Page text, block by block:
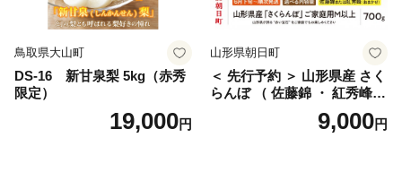
鳥取県大山町
DS-16 新甘泉梨 5kg（赤秀
限定）
19,000円
山形県朝日町
＜ 先行予約 ＞ 山形県産 さく
らんぼ （ 佐藤錦 ・ 紅秀峰
） ご家庭用 M以上 700g 【20
26年6月下旬から7月上旬発
9,000円